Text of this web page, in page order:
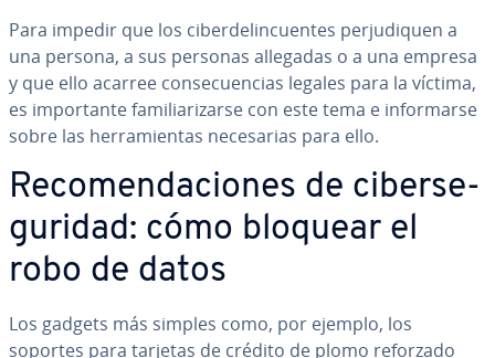
Para impedir que los ci­be­r­de­li­n­cue­n­tes pe­r­ju­di­quen a
una persona, a sus personas allegadas o a una empresa
y que ello acarree co­n­se­cue­n­cias legales para la víctima,
es im­po­r­ta­n­te fa­mi­lia­ri­zar­se con este tema e in­fo­r­mar­se
sobre las he­rra­mie­n­tas ne­ce­sa­rias para ello.
Re­co­me­n­da­cio­nes de ci­be­r­se­
gu­ri­dad: cómo bloquear el
robo de datos
Los gadgets más simples como, por ejemplo, los
soportes para tarjetas de crédito de plomo reforzado